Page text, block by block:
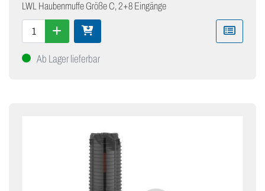
LWL Haubenmuffe Größe C, 2+8 Eingänge
Ab Lager lieferbar